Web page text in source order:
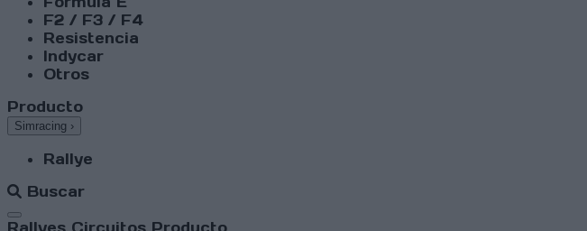
F2 / F3 / F4
Resistencia
Indycar
Otros
Producto
Simracing ›
Rallye
Buscar
Abrir menú
Rallyes Circuitos Producto